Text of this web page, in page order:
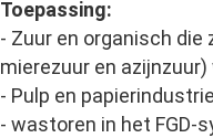
Toepassing:
- Zuur en organisch die
mierezuur en
- Pulp en
- wastoren in het FGD-